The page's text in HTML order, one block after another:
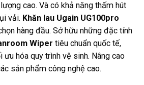
cao. Và có khả năng thấm hút
vải. Khăn lau Ugain UG100pro
hàng đầu. Sở hữu những đặc tính
Wiper tiêu chuẩn quốc tế,
hóa quy trình vệ sinh. Nâng cao
sản phẩm công nghệ cao.